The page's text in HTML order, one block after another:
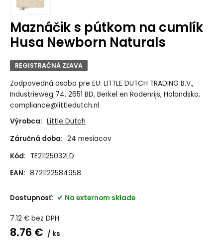
Maznáčik s pútkom na cumlík
Husa Newborn Naturals
REGISTRAČNÁ ZĽAVA
Zodpovedná osoba pre EU: LITTLE DUTCH TRADING B.V.,
Industrieweg 74, 2651 BD, Berkel en Rodenrijs, Holandsko,
compliance@littledutch.nl
Výrobca: Little Dutch
Záručná doba: 24 mesiacov
Kód: TE21125032LD
EAN: 8721122584958
Dostupnosť: Na externom sklade
7.12€ bez DPH
8.76 € ks